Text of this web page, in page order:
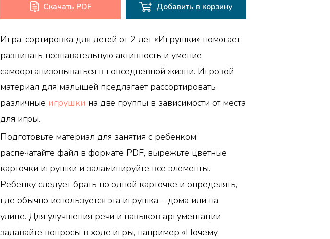
Скачать PDF Добавить в корзину
Игра-сортировка для детей от 2 лет «Игрушки» помогает
развивать познавательную активность и умение
самоорганизовываться в повседневной жизни. Игровой
материал для малышей предлагает рассортировать
различные игрушки на две группы в зависимости от места
для игры.
Подготовьте материал для занятия с ребенком:
распечатайте файл в формате PDF, вырежьте цветные
карточки игрушки и заламинируйте все элементы.
Ребенку следует брать по одной карточке и определять,
где обычно используется эта игрушка – дома или на
улице. Для улучшения речи и навыков аргументации
задавайте вопросы в ходе игры, например «Почему